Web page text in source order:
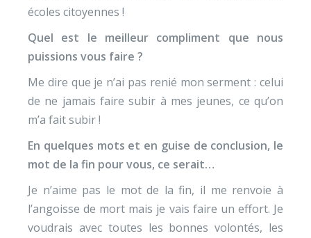
écoles citoyennes !
Quel est le meilleur compliment que nous
puissions vous faire ?
Me dire que je n’ai pas renié mon serment : celui
de ne jamais faire subir à mes jeunes, ce qu’on
m’a fait subir !
En quelques mots et en guise de conclusion, le
mot de la fin pour vous, ce serait…
Je n’aime pas le mot de la fin, il me renvoie à
l’angoisse de mort mais je vais faire un effort. Je
voudrais avec toutes les bonnes volontés, les